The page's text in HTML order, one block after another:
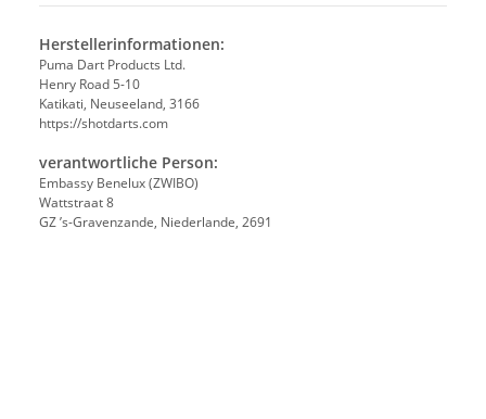
Herstellerinformationen:
Puma Dart Products Ltd.
Henry Road 5-10
Katikati, Neuseeland, 3166
https://shotdarts.com
verantwortliche Person:
Embassy Benelux (ZWIBO)
Wattstraat 8
GZ ’s-Gravenzande, Niederlande, 2691